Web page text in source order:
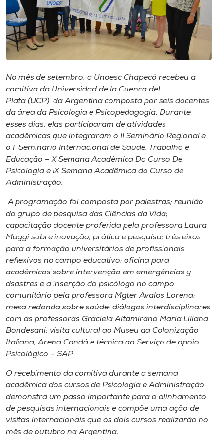
Rádio
Museu
Unoesc
Store
Selecione
o idioma
A-
No mês de setembro, a Unoesc Chapecó recebeu a
comitiva da Universidad de la Cuenca del
Plata (UCP) da Argentina composta por seis docentes
da área da Psicologia e Psicopedagogia. Durante
esses dias, elas participaram de atividades
acadêmicas que integraram o II Seminário Regional e
o I Seminário Internacional de Saúde, Trabalho e
Educação – X Semana Acadêmica Do Curso De
Psicologia e IX Semana Acadêmica do Curso de
Administração.
A programação foi composta por palestras; reunião
do grupo de pesquisa das Ciências da Vida;
capacitação docente proferida pela professora Laura
Maggi sobre inovação, prática e pesquisa: três eixos
para a formação universitários de profissionais
reflexivos no campo educativo; oficina para
acadêmicos sobre intervenção em emergências y
dsastres e a inserção do psicólogo no campo
comunitário pela professora Mgter Avalos Lorena;
mesa redonda sobre saúde: diálogos interdisciplinares
com as professoras Graciela Altamirano Maria Liliana
Bondesani; visita cultural ao Museu da Colonização
Italiana, Arena Condá e técnica ao Serviço de apoio
Psicológico – SAP.
O recebimento da comitiva durante a semana
acadêmica dos cursos de Psicologia e Administração
demonstra um passo importante para o alinhamento
de pesquisas internacionais e compõe uma ação de
visitas internacionais que os dois cursos realizarão no
mês de outubro na Argentina.